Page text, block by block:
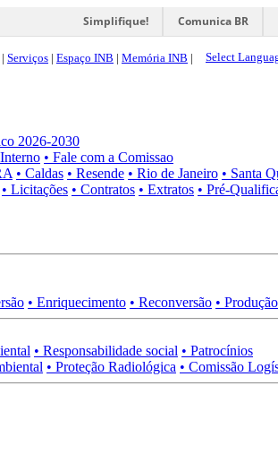
Simplifique! Comunica BR
| Serviços | Espaço INB | Memória INB | Select
2026-2030
• Fale com a Comissao
• Caldas • Resende • Rio de Janeiro • Santa
• Licitações • Contratos • Extratos • Pré-
• Enriquecimento • Reconversão •
• Responsabilidade social • Patrocínios
• Proteção Radiológica • Comissão